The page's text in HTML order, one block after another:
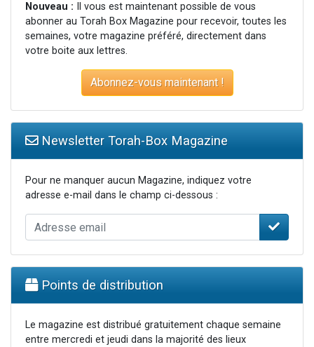
Nouveau : Il vous est maintenant possible de vous
abonner au Torah Box Magazine pour recevoir, toutes les
semaines, votre magazine préféré, directement dans
votre boite aux lettres.
Abonnez-vous maintenant !
Newsletter Torah-Box Magazine
Pour ne manquer aucun Magazine, indiquez votre
adresse e-mail dans le champ ci-dessous :
Points de distribution
Le magazine est distribué gratuitement chaque semaine
entre mercredi et jeudi dans la majorité des lieux